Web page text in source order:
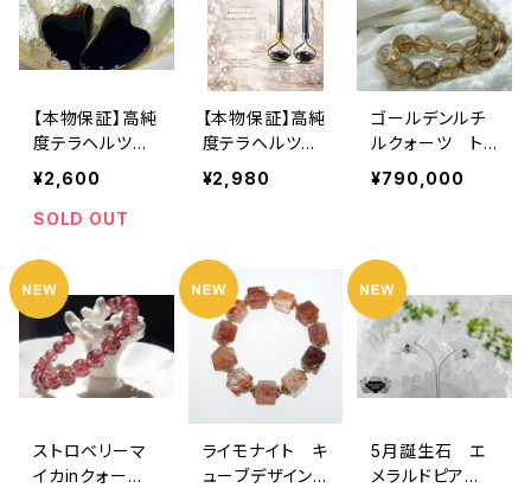
【本物保証】高純
度テラヘルツ
カッサ
¥2,600
SOLD OUT
【本物保証】高純
度テラヘルツ美
顔ローラー
¥2,980
ゴールデンルチ
ルクォーツ トッ
プグレード ネ
ックレス 美
¥790,000
ストロベリーマ
イカinクォー
ライモナイト キ
ューブデザインブ
5月誕生石 エ
メラルドピア